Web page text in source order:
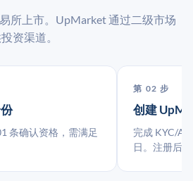
所上市。UpMarket 通过二级市场
资渠道。
条确认资格，需满足
第 02 步
创建
完成 KYC/
日。注册后